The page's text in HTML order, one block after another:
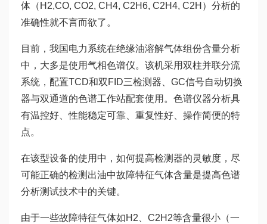
体（H2,CO, CO2, CH4, C2H6, C2H4, C2H）分析的
准确性就不言而欲了。
目前，我国电力系统在绝缘油溶解气体组份含量分析
中，大多是使用气相色谱仪。该机采用双柱并联分流
系统，配置TCD和双FID三检测器、GC信号自动切换
器与双通道的色谱工作站配套使用。色谱仪器分析具
有温控好、性能稳定可靠、重复性好、操作简便的特
点。
在该型设备的使用中，如何提高检测器的灵敏度，尽
可能正确的检测出油中故障特征气体含量是提高色谱
分析测试技术中的关键。
由于一些故障特征气体如H2、C2H2等含量很小（一